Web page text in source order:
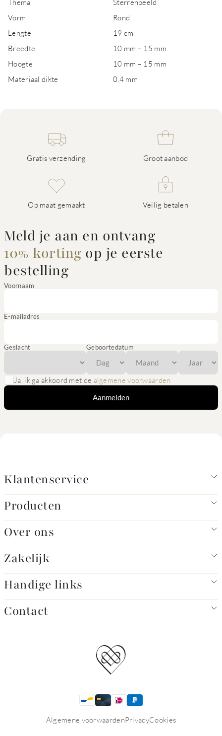
Thema
Sterrenbeeld
Vorm
Rond
Lengte
19 cm
Breedte
10 mm – 15 mm
Hoogte
10 mm – 15 mm
Materiaal dikte
0,4 mm
Gratis verzending Groot aanbod
Op maat gemaakt Veilig betalen
Meld je aan en ontvang
10% korting op je eerste
bestelling
Voornaam
E-mailadres
Geslacht Geboortedatum
Ja, ik ga akkoord met de algemene voorwaarden
Aanmelden
Klantenservice
Producten
Over ons
Zakelijk
Handige links
Contact
Algemene voorwaardenPrivacyCookies